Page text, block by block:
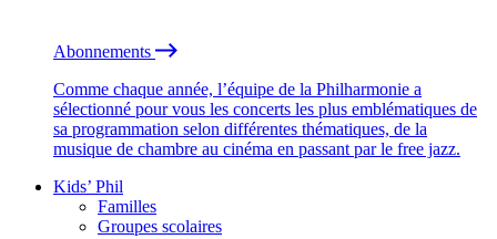
Abonnements
Comme chaque année, l’équipe de la Philharmonie a
sélectionné pour vous les concerts les plus emblématiques de
sa programmation selon différentes thématiques, de la
musique de chambre au cinéma en passant par le free jazz.
Kids’ Phil
Familles
Groupes scolaires